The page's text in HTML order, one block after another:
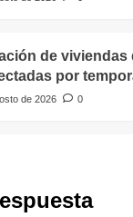
de viviendas
por
de 2026 0